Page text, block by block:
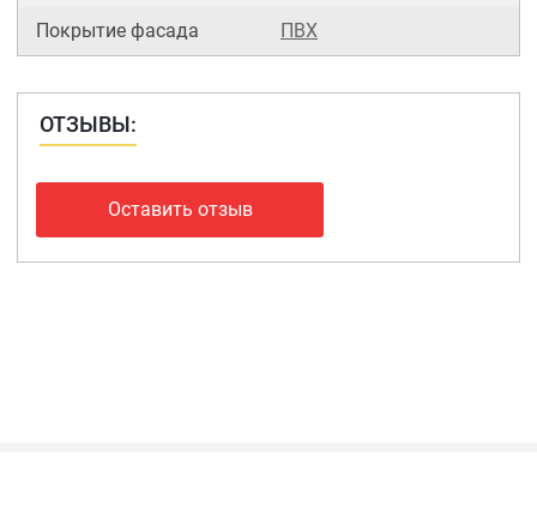
Покрытие фасада ПВХ
ОТЗЫВЫ:
Оставить отзыв